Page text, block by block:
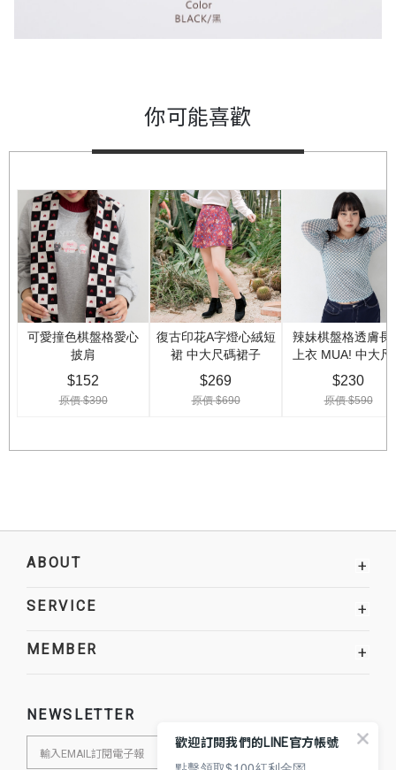
你可能喜歡
ABOUT +
SERVICE +
MEMBER +
NEWSLETTER
歡迎訂閱我們的LINE官方帳號